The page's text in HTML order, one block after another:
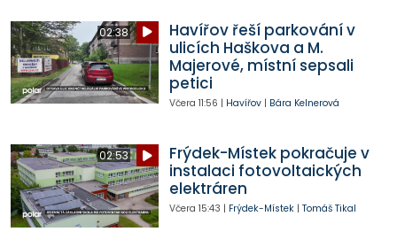
02:38
Havířov řeší parkování v
ulicích Haškova a M.
Majerové, místní sepsali
petici
Včera 11:56 | Havířov| Bára Kelnerová
02:53
Frýdek-Místek pokračuje v
instalaci fotovoltaických
elektráren
Včera 15:43 | Frýdek-Místek| Tomáš Tikal